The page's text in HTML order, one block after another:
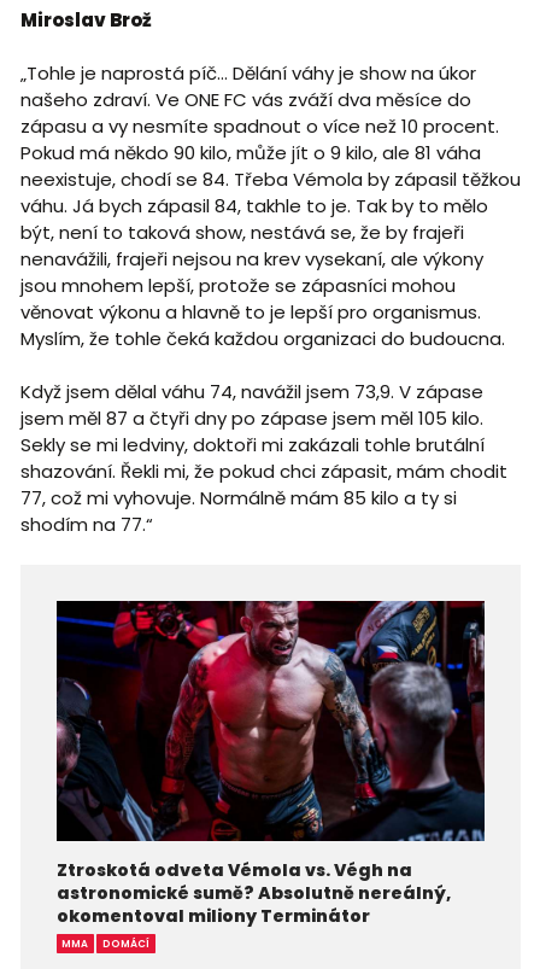
Miroslav Brož
„Tohle je naprostá píč… Dělání váhy je show na úkor
našeho zdraví. Ve ONE FC vás zváží dva měsíce do
zápasu a vy nesmíte spadnout o více než 10 procent.
Pokud má někdo 90 kilo, může jít o 9 kilo, ale 81 váha
neexistuje, chodí se 84. Třeba Vémola by zápasil těžkou
váhu. Já bych zápasil 84, takhle to je. Tak by to mělo
být, není to taková show, nestává se, že by frajeři
nenavážili, frajeři nejsou na krev vysekaní, ale výkony
jsou mnohem lepší, protože se zápasníci mohou
věnovat výkonu a hlavně to je lepší pro organismus.
Myslím, že tohle čeká každou organizaci do budoucna.
Když jsem dělal váhu 74, navážil jsem 73,9. V zápase
jsem měl 87 a čtyři dny po zápase jsem měl 105 kilo.
Sekly se mi ledviny, doktoři mi zakázali tohle brutální
shazování. Řekli mi, že pokud chci zápasit, mám chodit
77, což mi vyhovuje. Normálně mám 85 kilo a ty si
shodím na 77.“
Ztroskotá odveta Vémola vs. Végh na
astronomické sumě? Absolutně nereálný,
okomentoval miliony Terminátor
MMA DOMÁCÍ